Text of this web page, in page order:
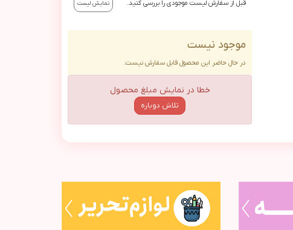
قبل از سفارش لیست موجودی را بررسی کنید. نمایش لیست
موجود نیست
در حال حاضر این محصول قابل سفارش نیست.
خطا در نمایش مبلغ محصول
تلاش دوباره